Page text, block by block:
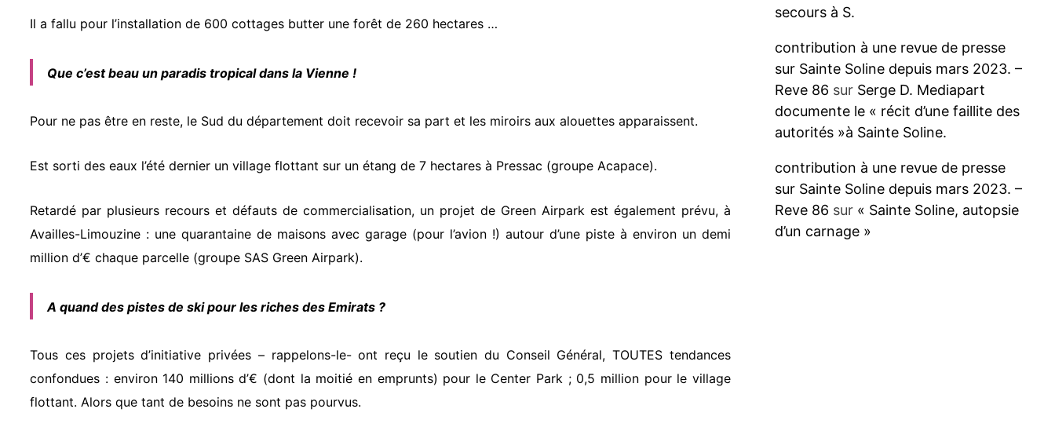
Il a fallu pour l’installation de 600 cottages butter une forêt de 260 hectares …
Que c’est beau un paradis tropical dans la Vienne !
Pour ne pas être en reste, le Sud du département doit recevoir sa part et les miroirs aux alouettes apparaissent.
Est sorti des eaux l’été dernier un village flottant sur un étang de 7 hectares à Pressac (groupe Acapace).
Retardé par plusieurs recours et défauts de commercialisation, un projet de Green Airpark est également prévu, à
Availles-Limouzine : une quarantaine de maisons avec garage (pour l’avion !) autour d’une piste à environ un demi
million d’€ chaque parcelle (groupe SAS Green Airpark).
A quand des pistes de ski pour les riches des Emirats ?
Tous ces projets d’initiative privées – rappelons-le- ont reçu le soutien du Conseil Général, TOUTES tendances
confondues : environ 140 millions d’€ (dont la moitié en emprunts) pour le Center Park ; 0,5 million pour le village
flottant. Alors que tant de besoins ne sont pas pourvus.
secours à S.
contribution à une revue de presse
sur Sainte Soline depuis mars 2023. –
Reve 86 sur Serge D. Mediapart
documente le « récit d’une faillite des
autorités »à Sainte Soline.
contribution à une revue de presse
sur Sainte Soline depuis mars 2023. –
Reve 86 sur « Sainte Soline, autopsie
d’un carnage »